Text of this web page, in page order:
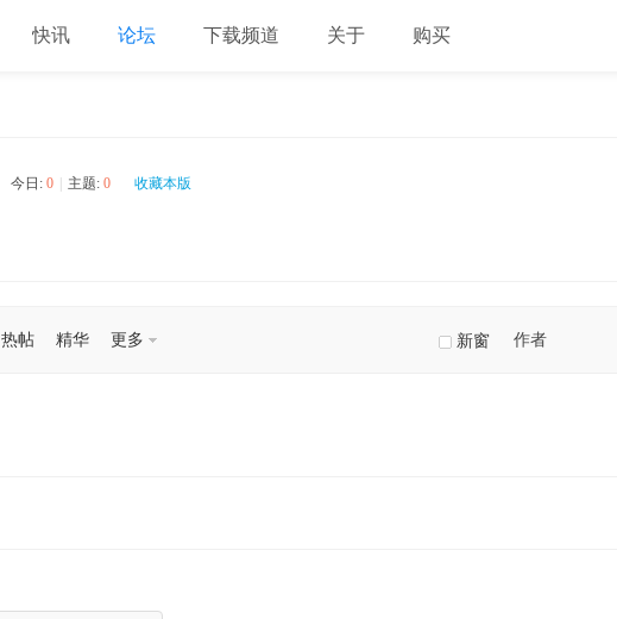
快讯 论坛 下载频道 关于 购买
今日: 0 主题: 0 收藏本版
新窗
热帖 精华 更多 作者